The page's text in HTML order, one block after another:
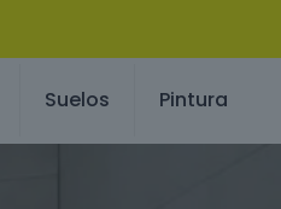
Suelos Pintura